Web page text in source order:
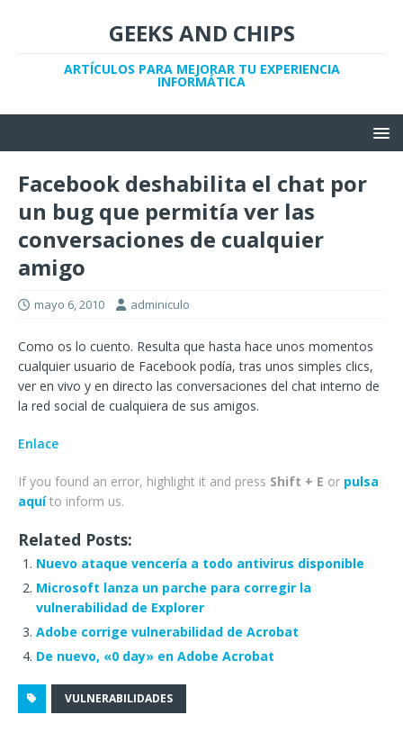
GEEKS AND CHIPS
ARTÍCULOS PARA MEJORAR TU EXPERIENCIA
INFORMÁTICA
Facebook deshabilita el chat por
un bug que permitía ver las
conversaciones de cualquier
amigo
mayo 6, 2010 adminiculo
Como os lo cuento. Resulta que hasta hace unos momentos
cualquier usuario de Facebook podía, tras unos simples clics,
ver en vivo y en directo las conversaciones del chat interno de
la red social de cualquiera de sus amigos.
Enlace
If you found an error, highlight it and press Shift + E or pulsa
aquíto inform us.
Related Posts:
Nuevo ataque vencería a todo antivirus disponible
Microsoft lanza un parche para corregir la
vulnerabilidad de Explorer
Adobe corrige vulnerabilidad de Acrobat
De nuevo, «0 day» en Adobe Acrobat
VULNERABILIDADES